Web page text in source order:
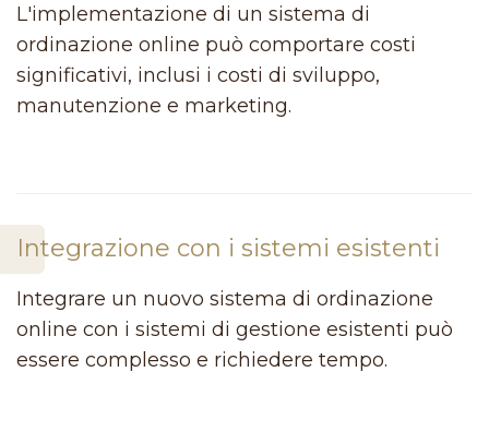
L'implementazione di un sistema di
ordinazione online può comportare costi
significativi, inclusi i costi di sviluppo,
manutenzione e marketing.
Integrazione con i sistemi esistenti
Integrare un nuovo sistema di ordinazione
online con i sistemi di gestione esistenti può
essere complesso e richiedere tempo.